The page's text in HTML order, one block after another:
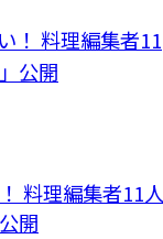
料理編集者11人
開